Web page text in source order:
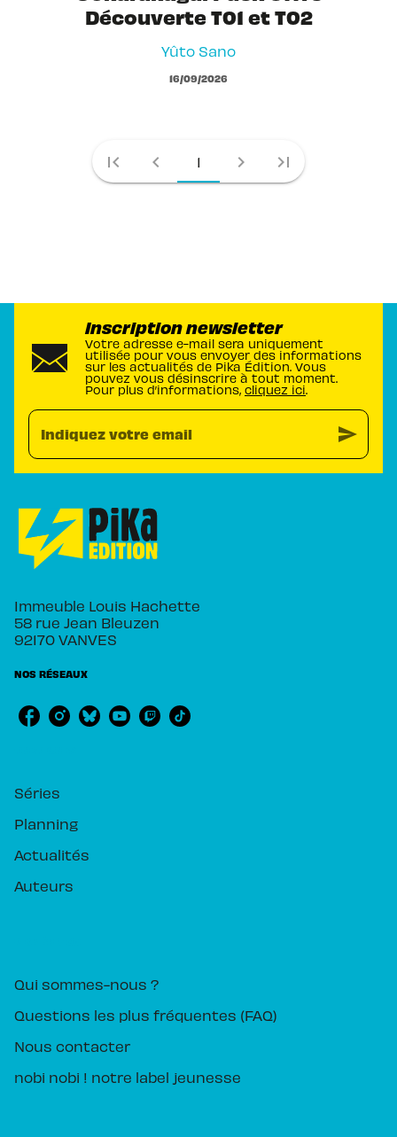
Découverte T01 et T02
Yûto Sano
16/09/2026
first_page chevron_left 1 chevron_right last_page
Inscription newsletter
Votre adresse e-mail sera uniquement
utilisée pour vous envoyer des informations
sur les actualités de Pika Édition. Vous
pouvez vous désinscrire à tout moment.
Pour plus d’informations, cliquez ici.
Indiquez votre email send
Immeuble Louis Hachette
58 rue Jean Bleuzen
92170 VANVES
NOS RÉSEAUX
Séries
Planning
Actualités
Auteurs
Qui sommes-nous ?
Questions les plus fréquentes (FAQ)
Nous contacter
nobi nobi ! notre label jeunesse